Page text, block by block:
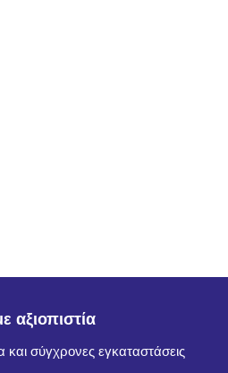
αξιοπιστία
και σύγχρονες εγκαταστάσεις